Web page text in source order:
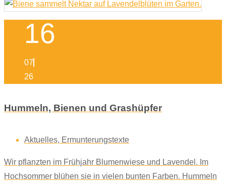
16
07
26
Hummeln, Bienen und Grashüpfer
Aktuelles, Ermunterungstexte
Wir pflanzten im Frühjahr Blumenwiese und Lavendel. Im
Hochsommer blühen sie in vielen bunten Farben. Hummeln